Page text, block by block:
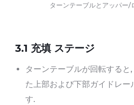
ターンテーブルとアッパー/
3.1 充填ステージ
ターンテーブルが回転すると
た上部および下部ガイドレー
す.